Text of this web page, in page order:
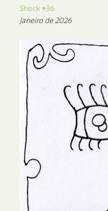
Shock #36
Janeiro de 2026